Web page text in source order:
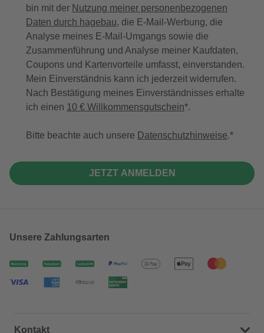
bin mit der Nutzung meiner personenbezogenen
Daten durch hagebau, die E-Mail-Werbung, die
Analyse meines E-Mail-Umgangs sowie die
Zusammenführung und Analyse meiner Kaufdaten,
Coupons und Kartenvorteile umfasst, einverstanden.
Mein Einverständnis kann ich jederzeit widerrufen.
Nach Bestätigung meines Einverständnisses erhalte
ich einen 10 € Willkommensgutschein*.
Bitte beachte auch unsere Datenschutzhinweise.
JETZT ANMELDEN
Unsere Zahlungsarten
Kontakt